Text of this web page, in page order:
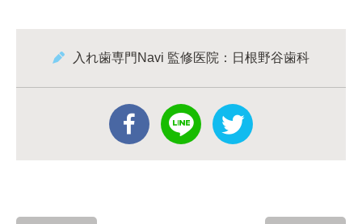
入れ歯専門Navi 監修医院：日根野谷歯科